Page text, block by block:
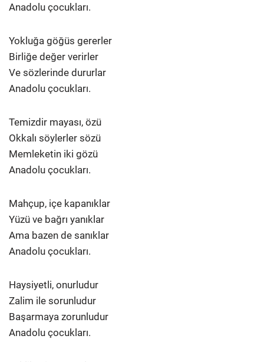
Anadolu çocukları.
Yokluğa göğüs gererler
Birliğe değer verirler
Ve sözlerinde dururlar
Anadolu çocukları.
Temizdir mayası, özü
Okkalı söylerler sözü
Memleketin iki gözü
Anadolu çocukları.
Mahçup, içe kapanıklar
Yüzü ve bağrı yanıklar
Ama bazen de sanıklar
Anadolu çocukları.
Haysiyetli, onurludur
Zalim ile sorunludur
Başarmaya zorunludur
Anadolu çocukları.